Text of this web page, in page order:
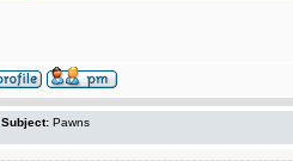
Subject: Pawns